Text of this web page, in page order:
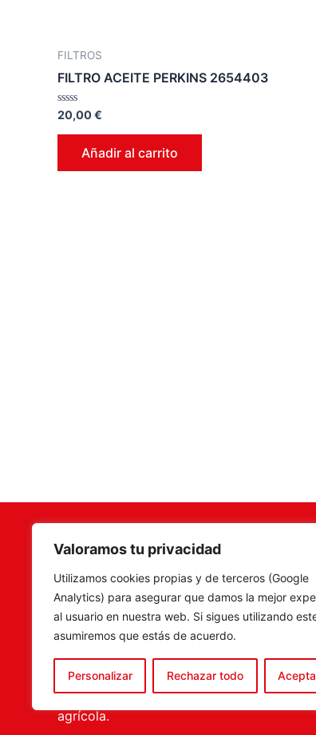
Valoramos tu privacidad
Utilizamos cookies propias y de terceros (Google
Analytics) para asegurar que damos la mejor
al usuario en nuestra web. Si sigues utilizando
asumiremos que estás de acuerdo.
Personalizar Rechazar todo
FILTROS
FILTRO ACEITE PERKINS 2654403
Valorado
0
20,00€
Añadir al carrito
Terramar Agrosoluciones
especialistas en venta de
maquinaria, recambios y
accesorios agrícolas, con una
amplia experiencia en el sector.
tenemos la solución más
completa para el porfesional
agrícola.